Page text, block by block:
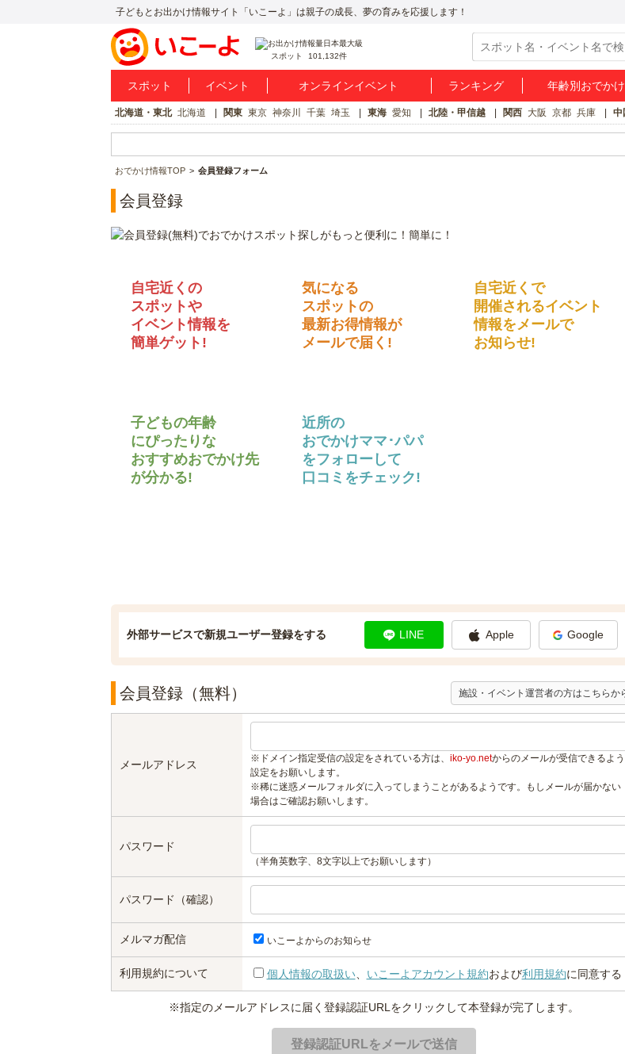
子どもとお出かけ情報サイト「いこーよ」は親子の成長、夢の育みを応援します！
スポット 101,132件
スポット イベント オンラインイベント ランキング 年齢別おでかけ
北海道・東北 北海道 関東 東京 神奈川 千葉 埼玉 東海 愛知 北陸・甲信越 関西 大阪 京都 兵庫 中
おでかけ情報TOP 会員登録フォーム
会員登録
自宅近くの
スポットや
イベント情報を
簡単ゲット!
気になる
スポットの
最新お得情報が
メールで届く!
自宅近くで
開催されるイベント
情報をメールで
お知らせ!
子どもの年齢
にぴったりな
おすすめおでかけ先
が分かる!
近所の
おでかけママ･パパ
をフォローして
口コミをチェック!
外部サービスで新規ユーザー登録をする LINE Apple Google
会員登録（無料） 施設・イベント運営者の方はこちらか
メールアドレス ※ドメイン指定受信の設定をされている方は、 iko-yo.netからのメールが受信できるよう
設定をお願いします。
※稀に迷惑メールフォルダに入ってしまうことがあるようです。もしメールが届かない
場合はご確認お願いします。
パスワード
（半角英数字、8文字以上でお願いします）
パスワード（確認）
メルマガ配信 いこーよからのお知らせ
利用規約について 個人情報の取扱い、 いこーよアカウント規約および利用規約に同意する
※指定のメールアドレスに届く登録認証URLをクリックして本登録が完了します。